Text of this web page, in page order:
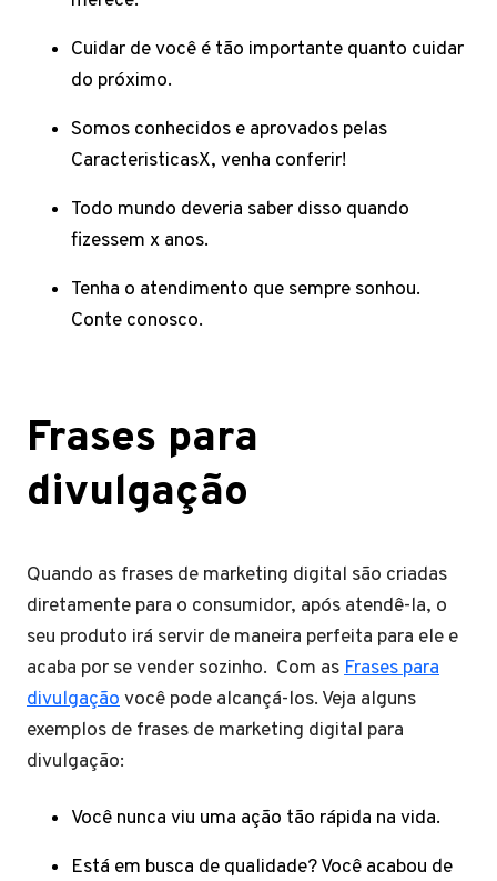
Cuidar de você é tão importante quanto cuidar
do próximo.
Somos conhecidos e aprovados pelas
CaracteristicasX, venha conferir!
Todo mundo deveria saber disso quando
fizessem x anos.
Tenha o atendimento que sempre sonhou.
Conte conosco.
Frases para
divulgação
Quando as frases de marketing digital são criadas
diretamente para o consumidor, após atendê-la, o
seu produto irá servir de maneira perfeita para ele e
acaba por se vender sozinho. Com asFrases para
divulgaçãovocê pode alcançá-los. Veja alguns
exemplos de frases de marketing digital para
divulgação:
Você nunca viu uma ação tão rápida na vida.
Está em busca de qualidade? Você acabou de